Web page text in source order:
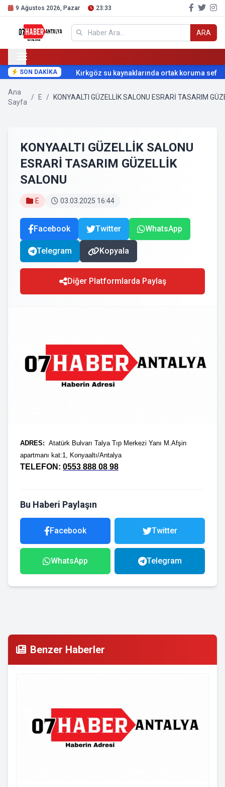
9 Ağustos 2026, Pazar 23:33
ARA
SON DAKİKA Kırkgöz su kaynaklarında ortak koruma
Ana
Sayfa
/ E / KONYAALTI GÜZELLİK SALONU ESRARİ TASARIM
KONYAALTI GÜZELLİK SALONU
ESRARİ TASARIM GÜZELLİK
SALONU
E 03.03.2025 16:44
Facebook Twitter WhatsApp
Telegram Kopyala
Diğer Platformlarda Paylaş
ADRES: Atatürk Bulvarı Talya Tıp Merkezi Yanı M.Afşin
apartmanı kat:1, Konyaaltı/Antalya
TELEFON: 0553 888 08 98
Bu Haberi Paylaşın
Facebook Twitter
WhatsApp Telegram
Benzer Haberler